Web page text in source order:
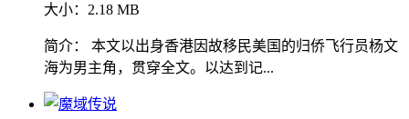
大小：2.18 MB
简介： 本文以出身香港因故移民美国的归侨飞行员杨文
海为男主角，贯穿全文。以达到记...